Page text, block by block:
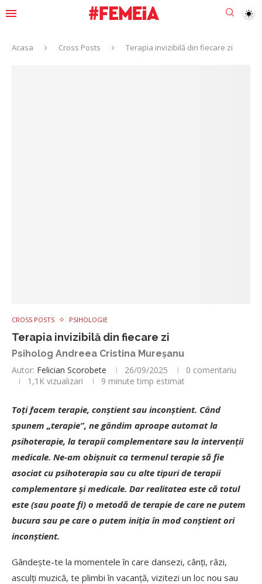
Acasa Cross Posts Terapia invizibilă din fiecare zi
CROSS POSTS PSIHOLOGIE
Terapia invizibilă din fiecare zi
Psiholog Andreea Cristina Mureșanu
Autor: Felician Scorobete 26/09/2025
0 comentariu
1,1K vizualizari 9 minute timp estimat
Toți facem terapie, conștient sau inconștient. Când
spunem „terapie”, ne gândim aproape automat la
psihoterapie, la terapii complementare sau la intervenții
medicale. Ne-am obișnuit ca termenul terapie să fie
asociat cu psihoterapia sau cu alte tipuri de terapii
complementare și medicale. Dar realitatea este că totul
este (sau poate fi) o metodă de terapie de care ne putem
bucura sau pe care o putem iniția în mod conștient ori
inconștient.
Gândește-te la momentele în care dansezi, cânți, râzi,
asculți muzică, te plimbi în vacanță, vizitezi un loc nou sau